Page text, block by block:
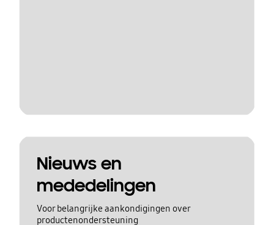
Nieuws en
mededelingen
Voor belangrijke aankondigingen over
productenondersteuning